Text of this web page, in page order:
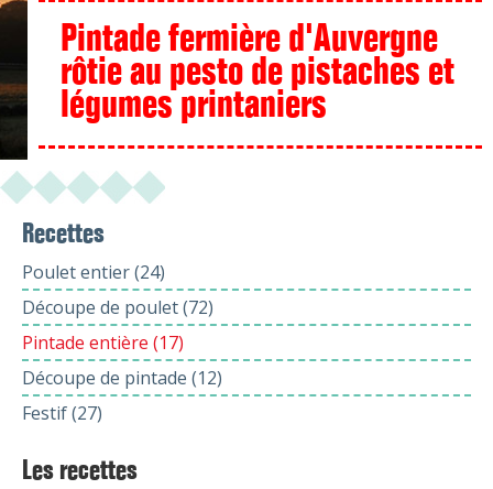
Pintade fermière d'Auvergne
rôtie au pesto de pistaches et
légumes printaniers
Recettes
Poulet entier (24)
Découpe de poulet (72)
Pintade entière (17)
Découpe de pintade (12)
Festif (27)
Les recettes